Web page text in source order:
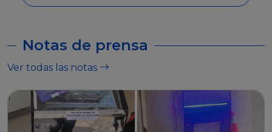
Notas de prensa
Ver todas las notas